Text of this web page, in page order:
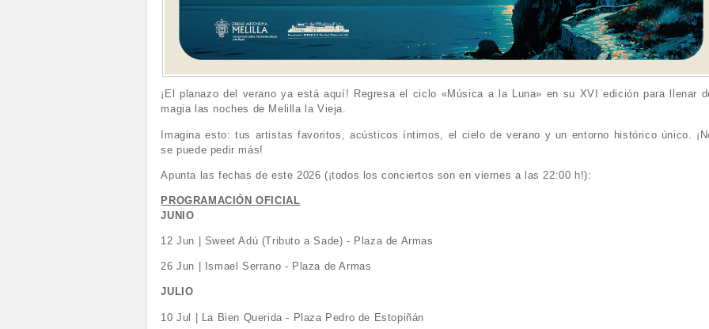
¡El planazo del verano ya está aquí! Regresa el ciclo «Música a la Luna» en su XVI edición para llenar
magia las noches de Melilla la Vieja.
Imagina esto: tus artistas favoritos, acústicos íntimos, el cielo de verano y un entorno histórico único.
se puede pedir más!
Apunta las fechas de este 2026 (¡todos los conciertos son en viernes a las 22:00 h!):
PROGRAMACIÓN OFICIAL
JUNIO
12 Jun | Sweet Adú (Tributo a Sade) - Plaza de Armas
26 Jun | Ismael Serrano - Plaza de Armas
JULIO
10 Jul | La Bien Querida - Plaza Pedro de Estopiñán